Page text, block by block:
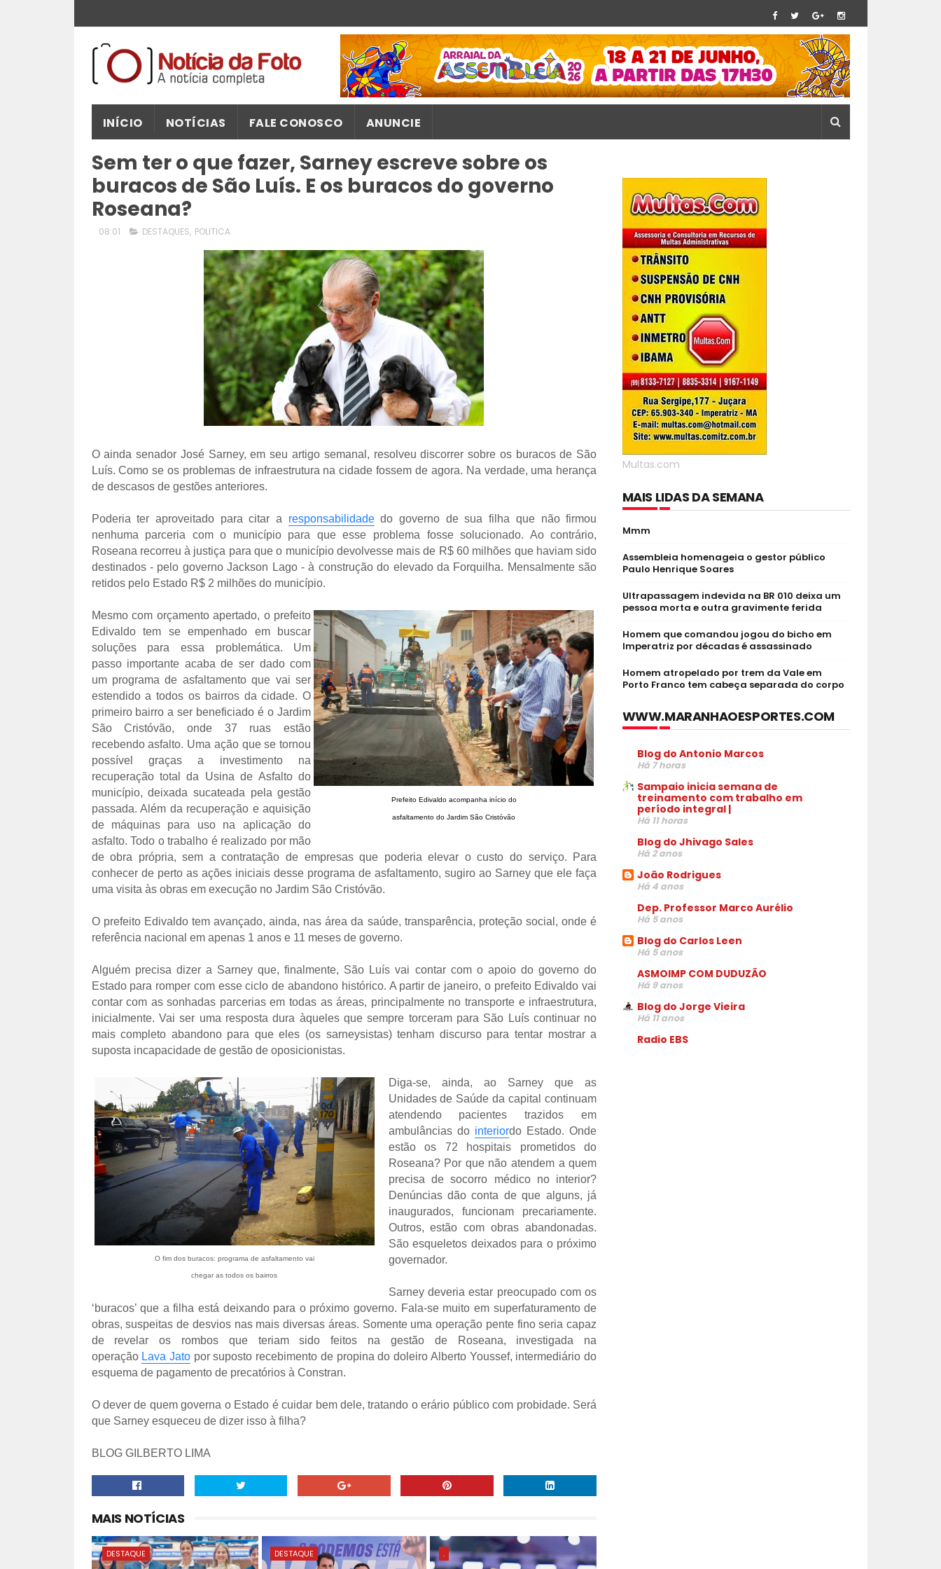
INÍCIO NOTÍCIAS FALE CONOSCO ANUNCIE
Sem ter o que fazer, Sarney escreve sobre os
buracos de São Luís. E os buracos do governo
Roseana?
08:01 DESTAQUES, POLITICA
O ainda senador José Sarney, em seu artigo semanal, resolveu discorrer sobre os buracos de São
Luís. Como se os problemas de infraestrutura na cidade fossem de agora. Na verdade, uma herança
de descasos de gestões anteriores.
Poderia ter aproveitado para citar a responsabilidadedo governo de sua filha que não firmou
nenhuma parceria com o município para que esse problema fosse solucionado. Ao contrário,
Roseana recorreu à justiça para que o município devolvesse mais de R$ 60 milhões que haviam sido
destinados - pelo governo Jackson Lago - à construção do elevado da Forquilha. Mensalmente são
retidos pelo Estado R$ 2 milhões do município.
Prefeito Edivaldo acompanha início do
asfaltamento do Jardim São Cristóvão
Mesmo com orçamento apertado, o prefeito
Edivaldo tem se empenhado em buscar
soluções para essa problemática. Um
passo importante acaba de ser dado com
um programa de asfaltamento que vai ser
estendido a todos os bairros da cidade. O
primeiro bairro a ser beneficiado é o Jardim
São Cristóvão, onde 37 ruas estão
recebendo asfalto. Uma ação que se tornou
possível graças a investimento na
recuperação total da Usina de Asfalto do
município, deixada sucateada pela gestão
passada. Além da recuperação e aquisição
de máquinas para uso na aplicação do
asfalto. Todo o trabalho é realizado por mão
de obra própria, sem a contratação de empresas que poderia elevar o custo do serviço. Para
conhecer de perto as ações iniciais desse programa de asfaltamento, sugiro ao Sarney que ele faça
uma visita às obras em execução no Jardim São Cristóvão.
O prefeito Edivaldo tem avançado, ainda, nas área da saúde, transparência, proteção social, onde é
referência nacional em apenas 1 anos e 11 meses de governo.
Alguém precisa dizer a Sarney que, finalmente, São Luís vai contar com o apoio do governo do
Estado para romper com esse ciclo de abandono histórico. A partir de janeiro, o prefeito Edivaldo vai
contar com as sonhadas parcerias em todas as áreas, principalmente no transporte e infraestrutura,
inicialmente. Vai ser uma resposta dura àqueles que sempre torceram para São Luís continuar no
mais completo abandono para que eles (os sarneysistas) tenham discurso para tentar mostrar a
suposta incapacidade de gestão de oposicionistas.
O fim dos buracos: programa de asfaltamento vai
chegar as todos os bairros
Diga-se, ainda, ao Sarney que as
Unidades de Saúde da capital continuam
atendendo pacientes trazidos em
ambulâncias do interiordo Estado. Onde
estão os 72 hospitais prometidos do
Roseana? Por que não atendem a quem
precisa de socorro médico no interior?
Denúncias dão conta de que alguns, já
inaugurados, funcionam precariamente.
Outros, estão com obras abandonadas.
São esqueletos deixados para o próximo
governador.
Sarney deveria estar preocupado com os
‘buracos’ que a filha está deixando para o próximo governo. Fala-se muito em superfaturamento de
obras, suspeitas de desvios nas mais diversas áreas. Somente uma operação pente fino seria capaz
de revelar os rombos que teriam sido feitos na gestão de Roseana, investigada na
operação Lava Jato por suposto recebimento de propina do doleiro Alberto Youssef, intermediário do
esquema de pagamento de precatórios à Constran.
O dever de quem governa o Estado é cuidar bem dele, tratando o erário público com probidade. Será
que Sarney esqueceu de dizer isso à filha?
BLOG GILBERTO LIMA
MAIS NOTÍCIAS
DESTAQUE DESTAQUE .
Multas.com
MAIS LIDAS DA SEMANA
Mmm
Assembleia homenageia o gestor público
Paulo Henrique Soares
Ultrapassagem indevida na BR 010 deixa um
pessoa morta e outra gravimente ferida
Homem que comandou jogou do bicho em
Imperatriz por décadas é assassinado
Homem atropelado por trem da Vale em
Porto Franco tem cabeça separada do corpo
WWW.MARANHAOESPORTES.COM
Blog do Antonio Marcos
Há 7 horas
Sampaio inicia semana de
treinamento com trabalho em
período integral |
Há 11 horas
Blog do Jhivago Sales
Há 2 anos
João Rodrigues
Há 4 anos
Dep. Professor Marco Aurélio
Há 5 anos
Blog do Carlos Leen
Há 5 anos
ASMOIMP COM DUDUZÃO
Há 9 anos
Blog do Jorge Vieira
Há 11 anos
Radio EBS